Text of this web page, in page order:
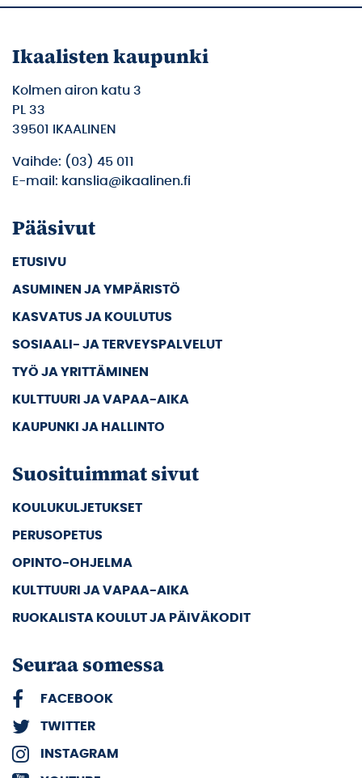
Ikaalisten kaupunki
Kolmen airon katu 3
PL 33
39501 IKAALINEN
Vaihde: (03) 45 011
E-mail: kanslia@ikaalinen.fi
Pääsivut
ETUSIVU
ASUMINEN JA YMPÄRISTÖ
KASVATUS JA KOULUTUS
SOSIAALI- JA TERVEYSPALVELUT
TYÖ JA YRITTÄMINEN
KULTTUURI JA VAPAA-AIKA
KAUPUNKI JA HALLINTO
Suosituimmat sivut
KOULUKULJETUKSET
PERUSOPETUS
OPINTO-OHJELMA
KULTTUURI JA VAPAA-AIKA
RUOKALISTA KOULUT JA PÄIVÄKODIT
Seuraa somessa
FACEBOOK
TWITTER
INSTAGRAM